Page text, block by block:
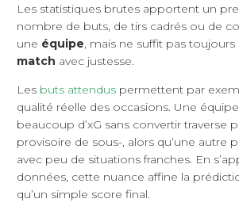
Les statistiques brutes apportent un
nombre de buts, de tirs cadrés ou de
une équipe, mais ne suffit pas
match avec justesse.
Les buts attendus permettent par
qualité réelle des occasions. Une
beaucoup d’xG sans convertir traverse
provisoire de sous-, alors qu’une autre
avec peu de situations franches. En
données, cette nuance affine la
qu’un simple score final.